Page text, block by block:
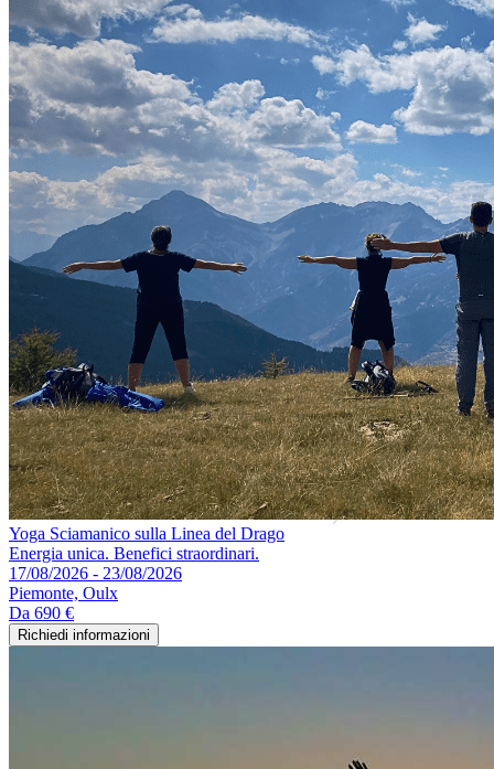
Yoga Sciamanico sulla Linea del Drago
Energia unica. Benefici straordinari.
17/08/2026 - 23/08/2026
Piemonte, Oulx
Da 690 €
Richiedi informazioni